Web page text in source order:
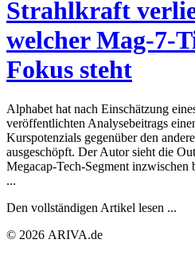
Strahlkraft
welcher Mag-7-
Fokus steht
Alphabet hat nach Einschätzung
veröffentlichten Analysebeitrags
Kurspotenzials gegenüber den
ausgeschöpft. Der Autor sieht die
Megacap-Tech-Segment
...
Den vollständigen Artikel lesen ...
© 2026 ARIVA.de